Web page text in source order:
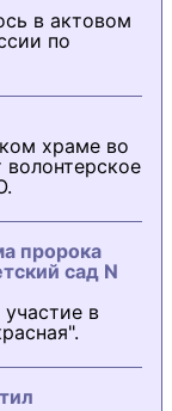
в актовом
по
храме во
пророка
сад N
в